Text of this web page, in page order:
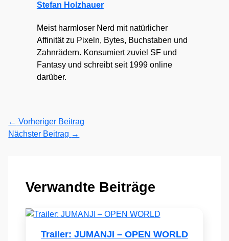
Stefan Holzhauer
Meist harmloser Nerd mit natürlicher
Affinität zu Pixeln, Bytes, Buchstaben und
Zahnrädern. Konsumiert zuviel SF und
Fantasy und schreibt seit 1999 online
darüber.
← Vorheriger Beitrag
Nächster Beitrag →
Verwandte Beiträge
Trailer: JUMANJI – OPEN WORLD